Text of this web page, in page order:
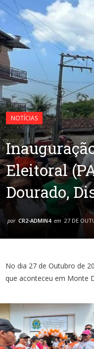
NOTÍCIAS
Eleitoral
Dourado,
por CR2-ADMIN4 em 27 DE
No dia 27 de Outubro de
que aconteceu em Monte